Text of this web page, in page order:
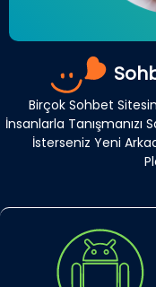
Birçok Sohbet
İnsanlarla Tanışmanızı
İsterseniz Yeni